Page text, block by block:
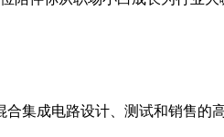
集成电路设计、测试和销售的